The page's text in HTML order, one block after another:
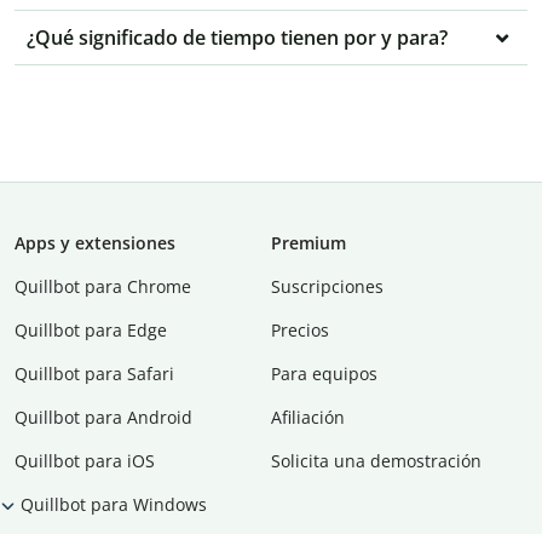
¿Qué significado de tiempo tienen por y para?
Apps y extensiones
Quillbot para Chrome
Quillbot para Edge
Quillbot para Safari
Quillbot para Android
Quillbot para iOS
Quillbot para Windows
Premium
Suscripciones
Precios
Para equipos
Afiliación
Solicita una demostración